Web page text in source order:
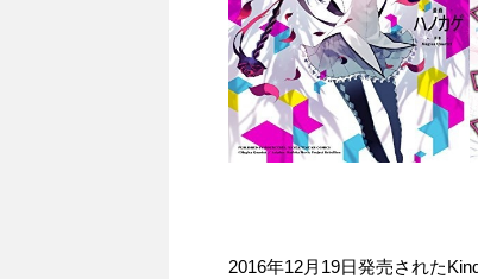
2016年12月19日発売された